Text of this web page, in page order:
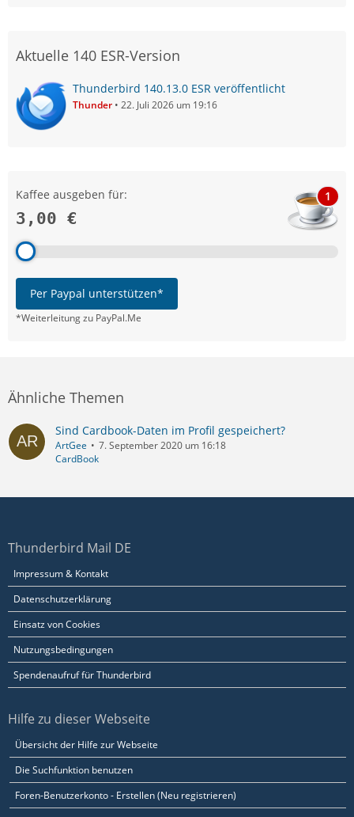
Aktuelle 140 ESR-Version
Thunderbird 140.13.0 ESR veröffentlicht
Thunder 22. Juli 2026 um 19:16
Kaffee ausgeben für:
3,00 €
1
Per Paypal unterstützen*
*Weiterleitung zu PayPal.Me
Ähnliche Themen
Sind Cardbook-Daten im Profil gespeichert?
ArtGee
7. September 2020 um 16:18
CardBook
Thunderbird Mail DE
Impressum & Kontakt
Datenschutzerklärung
Einsatz von Cookies
Nutzungsbedingungen
Spendenaufruf für Thunderbird
Hilfe zu dieser Webseite
Übersicht der Hilfe zur Webseite
Die Suchfunktion benutzen
Foren-Benutzerkonto - Erstellen (Neu registrieren)